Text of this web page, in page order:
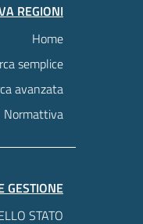
REGIONI
Home
semplice
avanzata
Normattiva
GESTIONE
STATO